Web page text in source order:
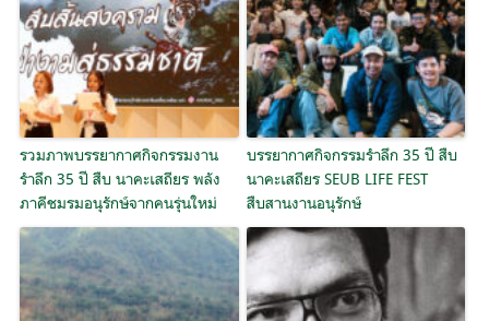
รวมภาพบรรยากาศกิจกรรมงาน
รำลึก 35 ปี สืบ นาคะเสถียร พลัง
ภาคีชมรมอนุรักษ์จากคนรุ่นใหม่
บรรยากาศกิจกรรมรำลึก 35 ปี สืบ
นาคะเสถียร SEUB LIFE FEST
สืบสานงานอนุรักษ์